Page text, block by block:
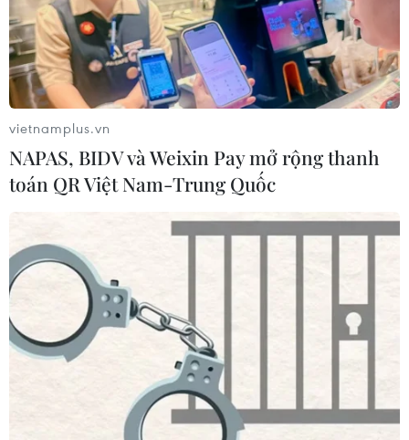
TIN CÙNG CHUYÊN MỤC
Xã Tây Giang khai mạc Ngày hội văn
hóa Cơ Tu lần thứ 1
vietnamplus.vn
NAPAS, BIDV và Weixin Pay mở rộng thanh
toán QR Việt Nam-Trung Quốc